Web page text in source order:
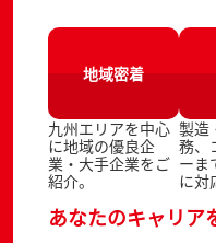
地域密着
九州エリアを中心
に地域の優良企
業・大手企業をご
紹介。
製造
務、
ーま
に対
あなたのキャリア